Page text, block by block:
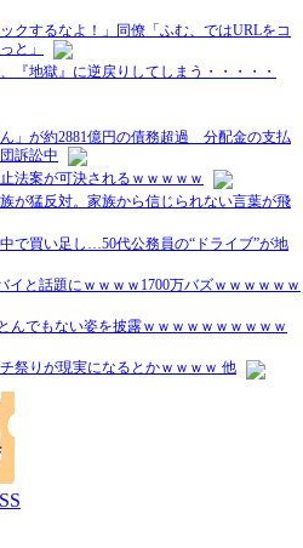
クするなよ！」同僚「ふむ、ではURLをコ
と」
『地獄』に逆戻りしてしまう・・・・・
」が約2881億円の債務超過 分配金の支払
訴訟中
法案が可決されるｗｗｗｗｗ
が猛反対。家族から信じられない言葉が飛
で買い足し…50代公務員の“ドライブ”が地
イと話題にｗｗｗｗ1700万バズｗｗｗｗｗｗ
んでもない姿を披露ｗｗｗｗｗｗｗｗｗｗ
祭りが現実になるとかｗｗｗｗ 他